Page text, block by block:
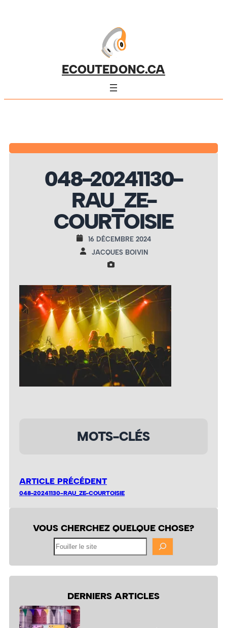
ECOUTEDONC.CA
048-20241130-
RAU_ZE-
COURTOISIE
16 DÉCEMBRE 2024
JACQUES BOIVIN
MOTS-CLÉS
ARTICLE PRÉCÉDENT
048-20241130-RAU_ZE-COURTOISIE
VOUS CHERCHEZ QUELQUE CHOSE?
DERNIERS ARTICLES